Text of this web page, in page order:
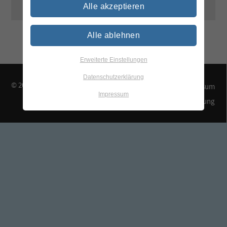
© 2026 TEGEWA e.V.
Impressum
Datenschutzerklärung
Alle akzeptieren
Alle ablehnen
Erweiterte Einstellungen
Datenschutzerklärung
Impressum